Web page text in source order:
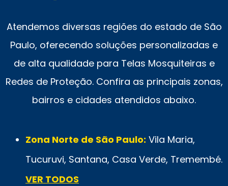
Atendemos diversas regiões do estado de São
Paulo, oferecendo soluções personalizadas e
de alta qualidade para Telas Mosquiteiras e
Redes de Proteção. Confira as principais zonas,
bairros e cidades atendidos abaixo.
Zona Norte de São Paulo: Vila Maria,
Tucuruvi, Santana, Casa Verde, Tremembé.
VER TODOS